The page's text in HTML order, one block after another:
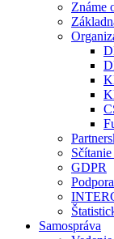
Známe
GDPR
Samospráva